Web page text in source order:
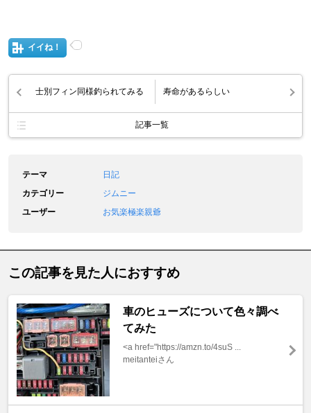
イイね！
士別フィン同様釣られてみる 寿命があるらしい
記事一覧
テーマ
日記
カテゴリー
ジムニー
ユーザー
お気楽極楽親爺
この記事を見た人におすすめ
車のヒューズについて色々調べ
てみた
<a href="https://amzn.to/4suS ...
meitanteiさん